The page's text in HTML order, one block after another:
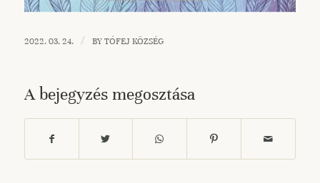
2022. 03. 24. / BY TÓFEJ KÖZSÉG
A bejegyzés megosztása